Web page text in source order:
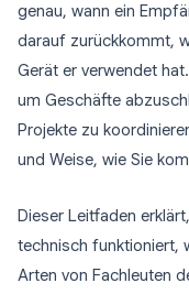
genau, wann ein
darauf zurückkommt,
Gerät er verwendet
um Geschäfte
Projekte zu
und Weise, wie Sie
Dieser Leitfaden
technisch funktioniert,
Arten von Fachleuten